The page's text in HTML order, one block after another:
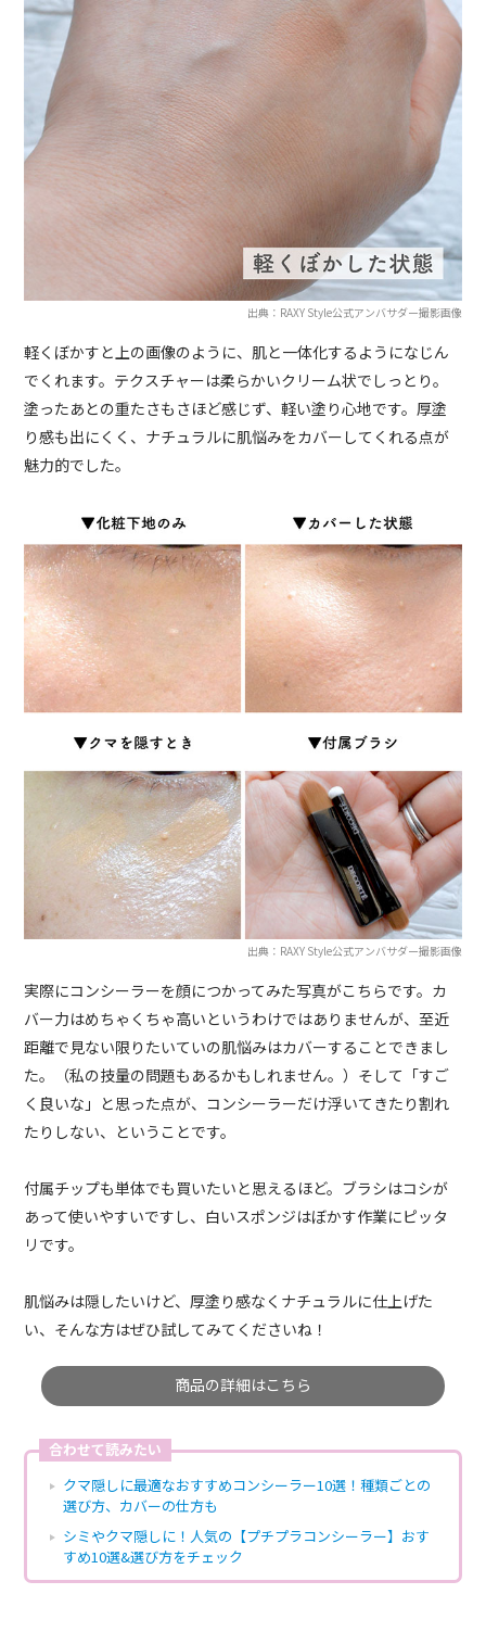
出典：RAXY Style公式アンバサダー撮影画像
軽くぼかすと上の画像のように、肌と一体化するようになじん
でくれます。テクスチャーは柔らかいクリーム状でしっとり。
塗ったあとの重たさもさほど感じず、軽い塗り心地です。厚塗
り感も出にくく、ナチュラルに肌悩みをカバーしてくれる点が
魅力的でした。
出典：RAXY Style公式アンバサダー撮影画像
実際にコンシーラーを顔につかってみた写真がこちらです。カ
バー力はめちゃくちゃ高いというわけではありませんが、至近
距離で見ない限りたいていの肌悩みはカバーすることできまし
た。（私の技量の問題もあるかもしれません。）そして「すご
く良いな」と思った点が、コンシーラーだけ浮いてきたり割れ
たりしない、ということです。
付属チップも単体でも買いたいと思えるほど。ブラシはコシが
あって使いやすいですし、白いスポンジはぼかす作業にピッタ
リです。
肌悩みは隠したいけど、厚塗り感なくナチュラルに仕上げた
い、そんな方はぜひ試してみてくださいね！
商品の詳細はこちら
合わせて読みたい
クマ隠しに最適なおすすめコンシーラー10選！種類ごとの
選び方、カバーの仕方も
シミやクマ隠しに！人気の【プチプラコンシーラー】おす
すめ10選&選び方をチェック